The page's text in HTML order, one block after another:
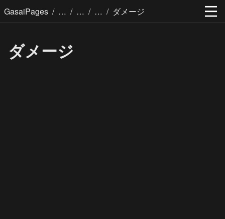
GasaiPages / / / / ダメージ
ダメージ